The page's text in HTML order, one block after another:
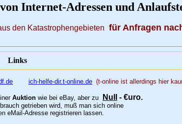
Internet-Adressen und
den Katastrophengebieten für Anfragen
Links
ich-helfe-dir.t-online.de (t-online ist allerdings hier
Auktion wie bei eBay, aber zu Null - €uro.
getrieben wird, muß man sich online
eMail-Adresse registrieren lassen.